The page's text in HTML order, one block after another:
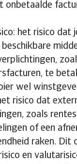
onbetaalde
het risico dat
te
wel
risico dat
zoals
of een
raken. Dit
en